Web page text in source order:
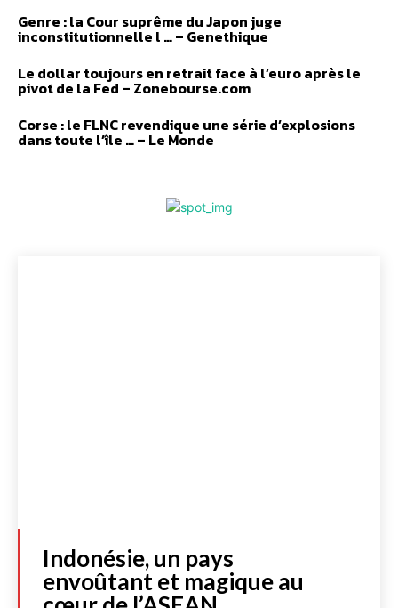
Genre : la Cour suprême du Japon juge
inconstitutionnelle l … – Genethique
Le dollar toujours en retrait face à l’euro après le
pivot de la Fed – Zonebourse.com
Corse : le FLNC revendique une série d’explosions
dans toute l’île … – Le Monde
Indonésie, un pays
envoûtant et magique au